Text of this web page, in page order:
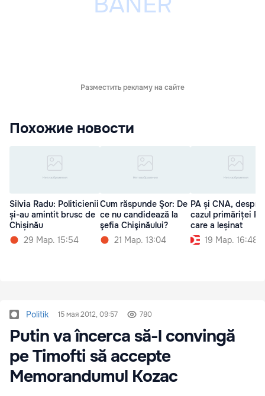
Разместить рекламу на сайте
Похожие новости
Silvia Radu: Politicienii
și-au amintit brusc de
Chișinău
29 Мар. 15:54
Cum răspunde Şor: De
ce nu candidează la
şefia Chişinăului?
21 Мар. 13:04
PA și CNA, despre
cazul primăriței PL
care a leșinat
19 Мар. 16:48
Politik 15 мая 2012, 09:57 780
Putin va încerca să-l convingă
pe Timofti să accepte
Memorandumul Kozac